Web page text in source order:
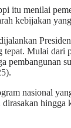
itu menilai
kebijakan
tepat. Mulai dari
pembangunan
nasional
hingga